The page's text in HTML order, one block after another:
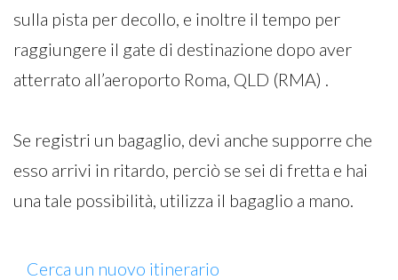
sulla pista per decollo, e inoltre il tempo per
raggiungere il gate di destinazione dopo aver
atterrato all’aeroporto Roma, QLD (RMA) .
Se registri un bagaglio, devi anche supporre che
esso arrivi in ritardo, perciò se sei di fretta e hai
una tale possibilità, utilizza il bagaglio a mano.
Cerca un nuovo itinerario